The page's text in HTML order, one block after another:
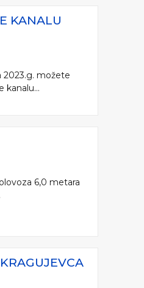
KANALU
2023.g. možete
kanalu...
6,0 metara